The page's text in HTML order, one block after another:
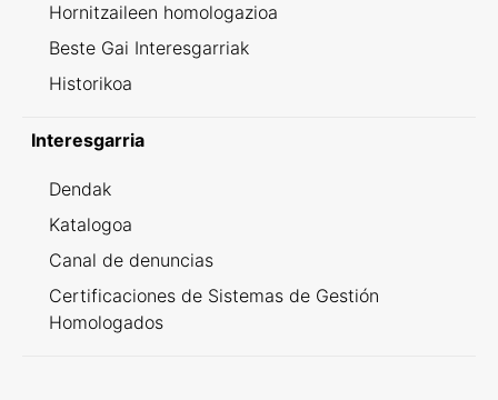
Hornitzaileen homologazioa
Beste Gai Interesgarriak
Historikoa
Interesgarria
Dendak
Katalogoa
Canal de denuncias
Certificaciones de Sistemas de Gestión
Homologados